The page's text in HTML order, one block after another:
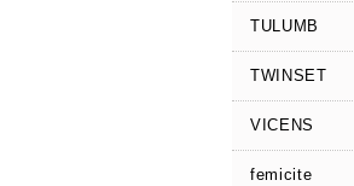
TULUMB
TWINSET
VICENS
femicite